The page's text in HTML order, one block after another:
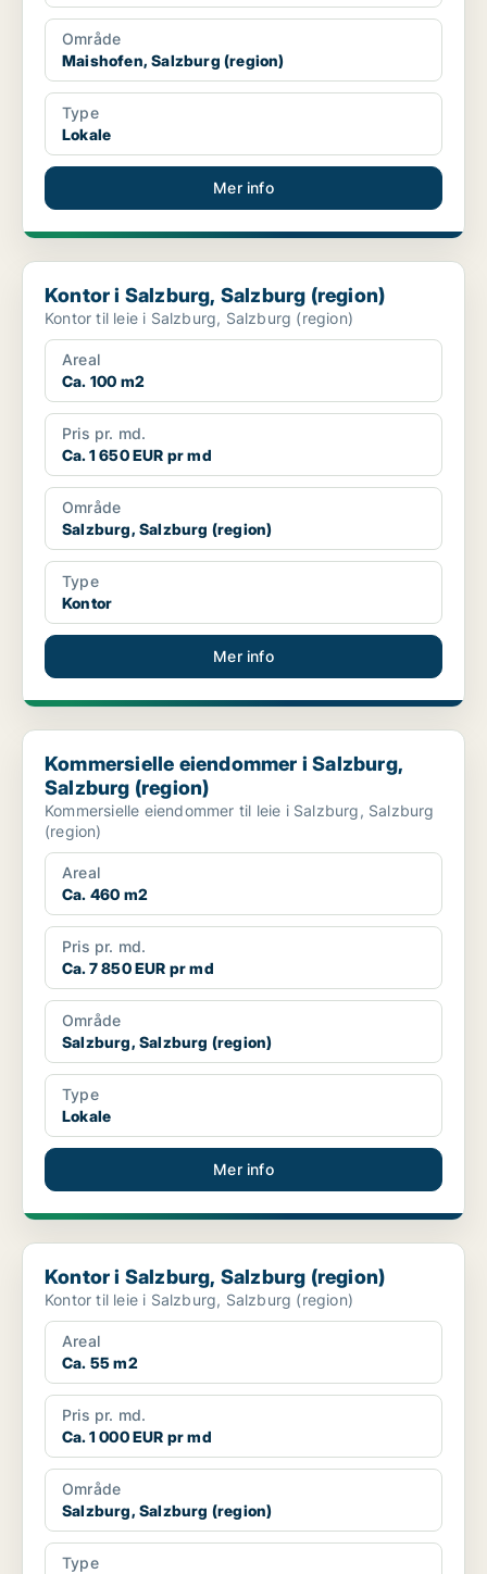
Område
Maishofen, Salzburg (region)
Type
Lokale
Mer info
Kontor i Salzburg, Salzburg (region)
Kontor i Salzburg, Salzburg (region)
Kontor til leie i Salzburg, Salzburg (region)
Areal
Ca. 100 m2
Pris pr. md.
Ca. 1 650 EUR pr md
Område
Salzburg, Salzburg (region)
Type
Kontor
Mer info
Kommersielle eiendommer i Salzburg, Salzburg (region)
Kommersielle eiendommer i Salzburg,
Salzburg (region)
Kommersielle eiendommer til leie i Salzburg, Salzburg
(region)
Areal
Ca. 460 m2
Pris pr. md.
Ca. 7 850 EUR pr md
Område
Salzburg, Salzburg (region)
Type
Lokale
Mer info
Kontor i Salzburg, Salzburg (region)
Kontor i Salzburg, Salzburg (region)
Kontor til leie i Salzburg, Salzburg (region)
Areal
Ca. 55 m2
Pris pr. md.
Ca. 1 000 EUR pr md
Område
Salzburg, Salzburg (region)
Type